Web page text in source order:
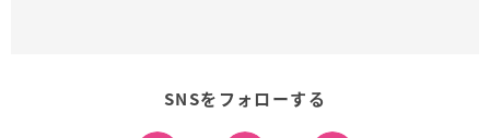
SNSをフォローする